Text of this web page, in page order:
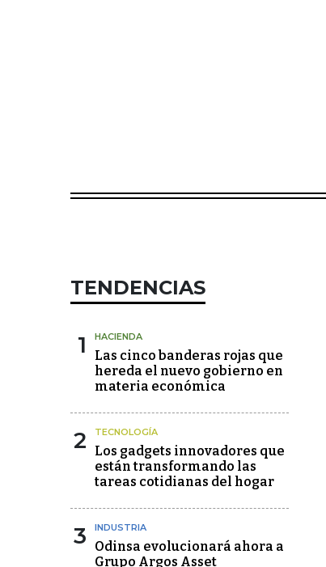
TENDENCIAS
1 HACIENDA
Las cinco banderas rojas que
hereda el nuevo gobierno en
materia económica
2 TECNOLOGÍA
Los gadgets innovadores que
están transformando las
tareas cotidianas del hogar
3 INDUSTRIA
Odinsa evolucionará ahora a
Grupo Argos Asset